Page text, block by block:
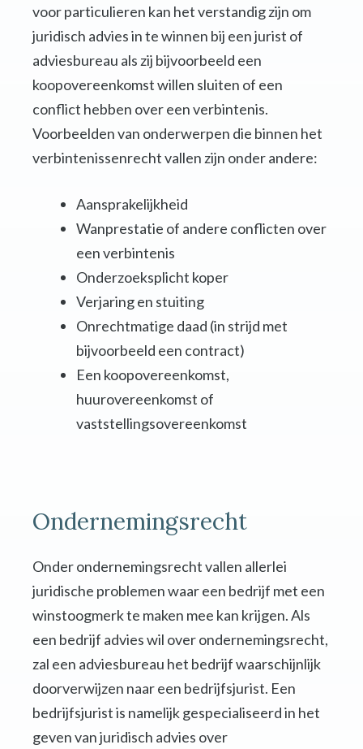
voor particulieren kan het verstandig zijn om
juridisch advies in te winnen bij een jurist of
adviesbureau als zij bijvoorbeeld een
koopovereenkomst willen sluiten of een
conflict hebben over een verbintenis.
Voorbeelden van onderwerpen die binnen het
verbintenissenrecht vallen zijn onder andere:
Aansprakelijkheid
Wanprestatie of andere conflicten over
een verbintenis
Onderzoeksplicht koper
Verjaring en stuiting
Onrechtmatige daad (in strijd met
bijvoorbeeld een contract)
Een koopovereenkomst,
huurovereenkomst of
vaststellingsovereenkomst
Ondernemingsrecht
Onder ondernemingsrecht vallen allerlei
juridische problemen waar een bedrijf met een
winstoogmerk te maken mee kan krijgen. Als
een bedrijf advies wil over ondernemingsrecht,
zal een adviesbureau het bedrijf waarschijnlijk
doorverwijzen naar een bedrijfsjurist. Een
bedrijfsjurist is namelijk gespecialiseerd in het
geven van juridisch advies over